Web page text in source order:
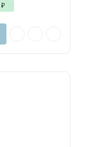
₽